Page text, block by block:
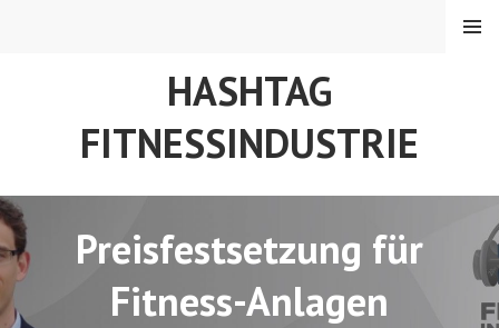
HASHTAG
FITNESSINDUSTRIE
MENÜ
Preisfestsetzung für
Fitness-Anlagen